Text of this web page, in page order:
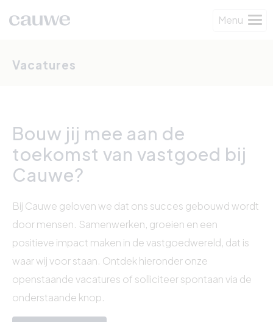
Menu
Vacatures
Bouw jij mee aan de
toekomst van vastgoed bij
Cauwe?
Bij Cauwe geloven we dat ons succes gebouwd wordt
door mensen. Samenwerken, groeien en een
positieve impact maken in de vastgoedwereld, dat is
waar wij voor staan. Ontdek hieronder onze
openstaande vacatures of solliciteer spontaan via de
onderstaande knop.